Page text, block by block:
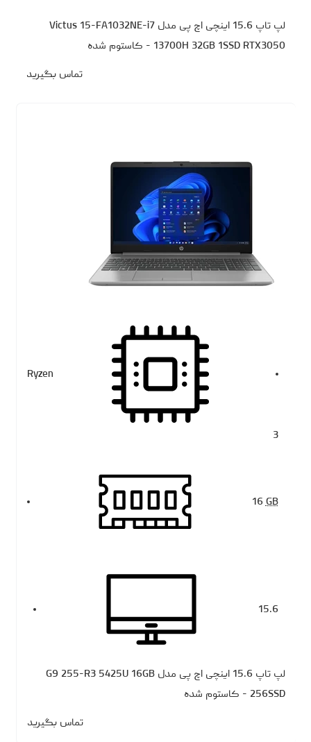
لپ تاپ 15.6 اینچی اچ‌ پی مدل Victus 15-FA1032NE-i7
13700H 32GB 1SSD RTX3050 - کاستوم شده
تماس بگیرید
Ryzen
3
16GB
15.6
لپ تاپ 15.6 اینچی اچ پی مدل G9 255-R3 5425U 16GB
256SSD - کاستوم شده
تماس بگیرید